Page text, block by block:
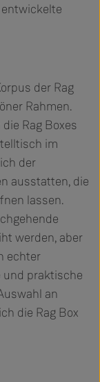
der Rag
Rahmen.
Rag Boxes
im
der
ausstatten, die
lassen.
werden, aber
echter
und praktische
an
die Rag Box